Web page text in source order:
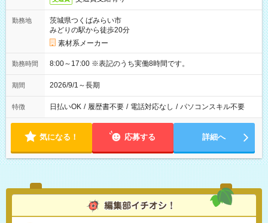
勤務地
茨城県つくばみらい市
みどりの駅から徒歩20分
素材系メーカー
勤務時間 8:00～17:00 ※表記のうち実働8時間です。
期間 2026/9/1～長期
特徴 日払いOK / 履歴書不要 / 電話対応なし / パソコンスキル不要
気になる！ 応募する 詳細へ